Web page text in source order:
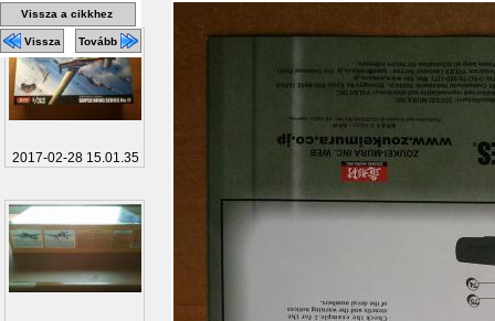
Vissza a cikkhez
Vissza Tovább
2017-02-28 15.01.35